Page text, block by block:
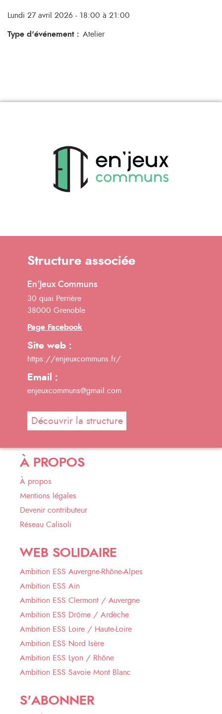
Lundi 27 avril 2026 - 18:00 à 21:00
Type d'événement : Atelier
Structure associée
En'Jeux Communs
30 quai Perrière
38000 Grenoble
Page Facebook
Site web :
https://enjeuxcommuns.fr/
Email :
enjeuxcommuns@gmail.com
Découvrir la structure
À PROPOS
À propos
Mentions légales
Devenir contributeur
Réseau Calisoli
WEB SOLIDAIRE
Ambition ESS Auvergne-Rhône-Alpes
Ambition ESS Ain
Ambition ESS Clermont / Auvergne
Ambition ESS Drôme / Ardèche
Ambition ESS Loire / Haute-Loire
Ambition ESS Nord Isère
Ambition ESS Lyon / Rhône
Ambition ESS Savoie Mont Blanc
S'ABONNER